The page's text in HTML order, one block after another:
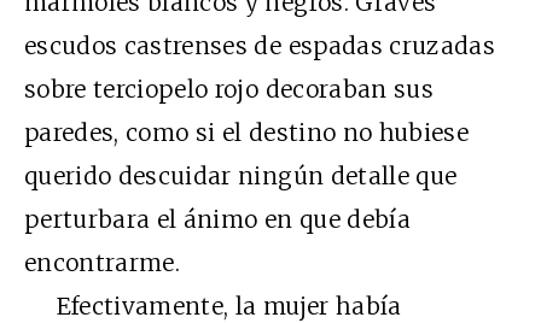
escudos castrenses de espadas cruzadas
sobre terciopelo rojo decoraban sus
paredes, como si el destino no hubiese
querido descuidar ningún detalle que
perturbara el ánimo en que debía
encontrarme.
Efectivamente, la mujer había